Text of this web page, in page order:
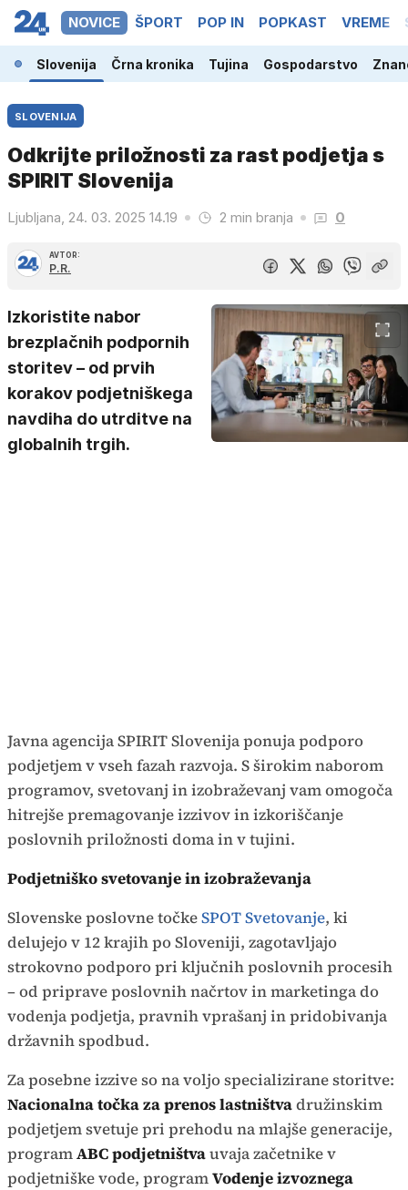
NOVICE ŠPORT POP IN POPKAST VREME
Slovenija Črna kronika Tujina Gospodarstvo
SLOVENIJA
Odkrijte priložnosti za rast podjetja s
SPIRIT Slovenija
Ljubljana, 24. 03. 2025 14.19 2 min branja 0
AVTOR:
P.R.
Izkoristite nabor
brezplačnih podpornih
storitev – od prvih
korakov podjetniškega
navdiha do utrditve na
globalnih trgih.
Javna agencija SPIRIT Slovenija ponuja podporo
podjetjem v vseh fazah razvoja. S širokim naborom
programov, svetovanj in izobraževanj vam omogoča
hitrejše premagovanje izzivov in izkoriščanje
poslovnih priložnosti doma in v tujini.
Podjetniško svetovanje in izobraževanja
Slovenske poslovne točkeSPOT Svetovanje, ki
delujejo v 12 krajih po Sloveniji, zagotavljajo
strokovno podporo pri ključnih poslovnih procesih
– od priprave poslovnih načrtov in marketinga do
vodenja podjetja, pravnih vprašanj in pridobivanja
državnih spodbud.
Za posebne izzive so na voljo specializirane storitve:
Nacionalna točka za prenos lastništvadružinskim
podjetjem svetuje pri prehodu na mlajše generacije,
programABC podjetništvauvaja začetnike v
podjetniške vode, programVodenje izvoznega